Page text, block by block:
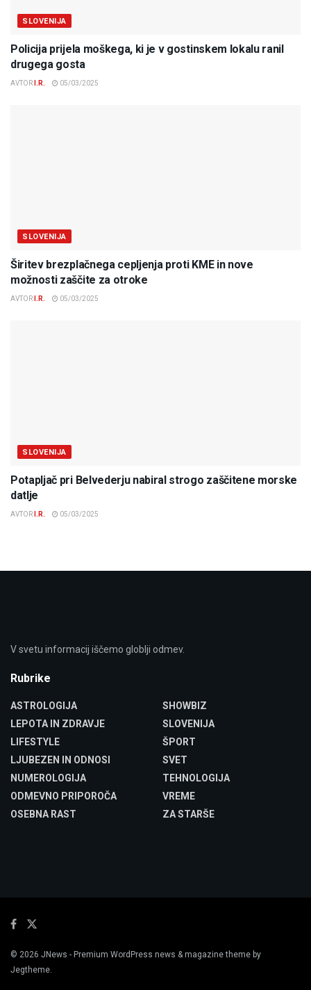
SLOVENIJA
Policija prijela moškega, ki je v gostinskem lokalu ranil
drugega gosta
AVTOR I.R. 05/03/2025
SLOVENIJA
Širitev brezplačnega cepljenja proti KME in nove
možnosti zaščite za otroke
AVTOR I.R. 05/03/2025
SLOVENIJA
Potapljač pri Belvederju nabiral strogo zaščitene morske
datlje
AVTOR I.R. 05/03/2025
V svetu informacij iščemo globlji odmev.
Rubrike
ASTROLOGIJA
LEPOTA IN ZDRAVJE
LIFESTYLE
LJUBEZEN IN ODNOSI
NUMEROLOGIJA
ODMEVNO PRIPOROČA
OSEBNA RAST
SHOWBIZ
SLOVENIJA
ŠPORT
SVET
TEHNOLOGIJA
VREME
ZA STARŠE
© 2026 JNews - Premium WordPress news & magazine theme by
Jegtheme.